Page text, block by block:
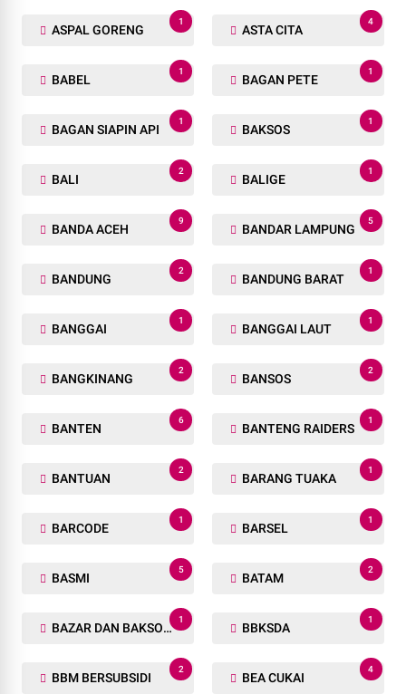
ASPAL GORENG
1
ASTA CITA
4
BABEL
1
BAGAN PETE
1
BAGAN SIAPIN API
1
BAKSOS
1
BALI
2
BALIGE
1
BANDA ACEH
9
BANDAR LAMPUNG
5
BANDUNG
2
BANDUNG BARAT
1
BANGGAI
1
BANGGAI LAUT
1
BANGKINANG
2
BANSOS
2
BANTEN
6
BANTENG RAIDERS
1
BANTUAN
2
BARANG TUAKA
1
BARCODE
1
BARSEL
1
BASMI
5
BATAM
2
BAZAR DAN BAKSOS RAMADHAN
1
BBKSDA
1
BBM BERSUBSIDI
2
BEA CUKAI
4